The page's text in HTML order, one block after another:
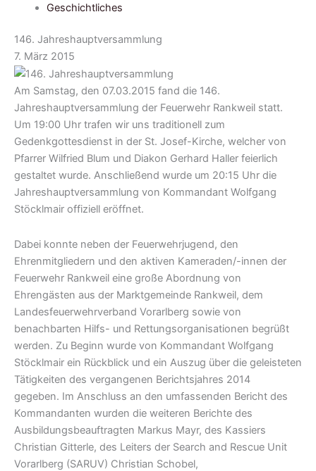
Geschichtliches
146. Jahreshauptversammlung
7. März 2015
Am Samstag, den 07.03.2015 fand die 146.
Jahreshauptversammlung der Feuerwehr Rankweil statt.
Um 19:00 Uhr trafen wir uns traditionell zum
Gedenkgottesdienst in der St. Josef-Kirche, welcher von
Pfarrer Wilfried Blum und Diakon Gerhard Haller feierlich
gestaltet wurde. Anschließend wurde um 20:15 Uhr die
Jahreshauptversammlung von Kommandant Wolfgang
Stöcklmair offiziell eröffnet.
Dabei konnte neben der Feuerwehrjugend, den
Ehrenmitgliedern und den aktiven Kameraden/-innen der
Feuerwehr Rankweil eine große Abordnung von
Ehrengästen aus der Marktgemeinde Rankweil, dem
Landesfeuerwehrverband Vorarlberg sowie von
benachbarten Hilfs- und Rettungsorganisationen begrüßt
werden. Zu Beginn wurde von Kommandant Wolfgang
Stöcklmair ein Rückblick und ein Auszug über die geleisteten
Tätigkeiten des vergangenen Berichtsjahres 2014
gegeben. Im Anschluss an den umfassenden Bericht des
Kommandanten wurden die weiteren Berichte des
Ausbildungsbeauftragten Markus Mayr, des Kassiers
Christian Gitterle, des Leiters der Search and Rescue Unit
Vorarlberg (SARUV) Christian Schobel,